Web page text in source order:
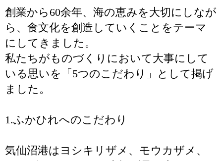
創業から60余年、海の恵みを大切にしなが
ら、食文化を創造していくことをテーマ
にしてきました。
私たちがものづくりにおいて大事にして
いる思いを「5つのこだわり」として掲げ
ました。
1.ふかひれへのこだわり
気仙沼港はヨシキリザメ、モウカザメ、